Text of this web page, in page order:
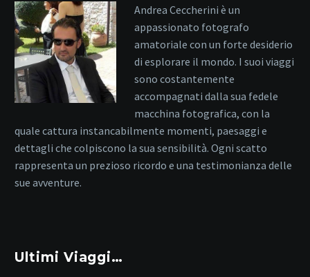
Andrea Ceccherini è un
appassionato fotografo
amatoriale con un forte desiderio
di esplorare il mondo. I suoi viaggi
sono costantemente
accompagnati dalla sua fedele
macchina fotografica, con la
quale cattura instancabilmente momenti, paesaggi e
dettagli che colpiscono la sua sensibilità. Ogni scatto
rappresenta un prezioso ricordo e una testimonianza delle
sue avventure.
Ultimi Viaggi…